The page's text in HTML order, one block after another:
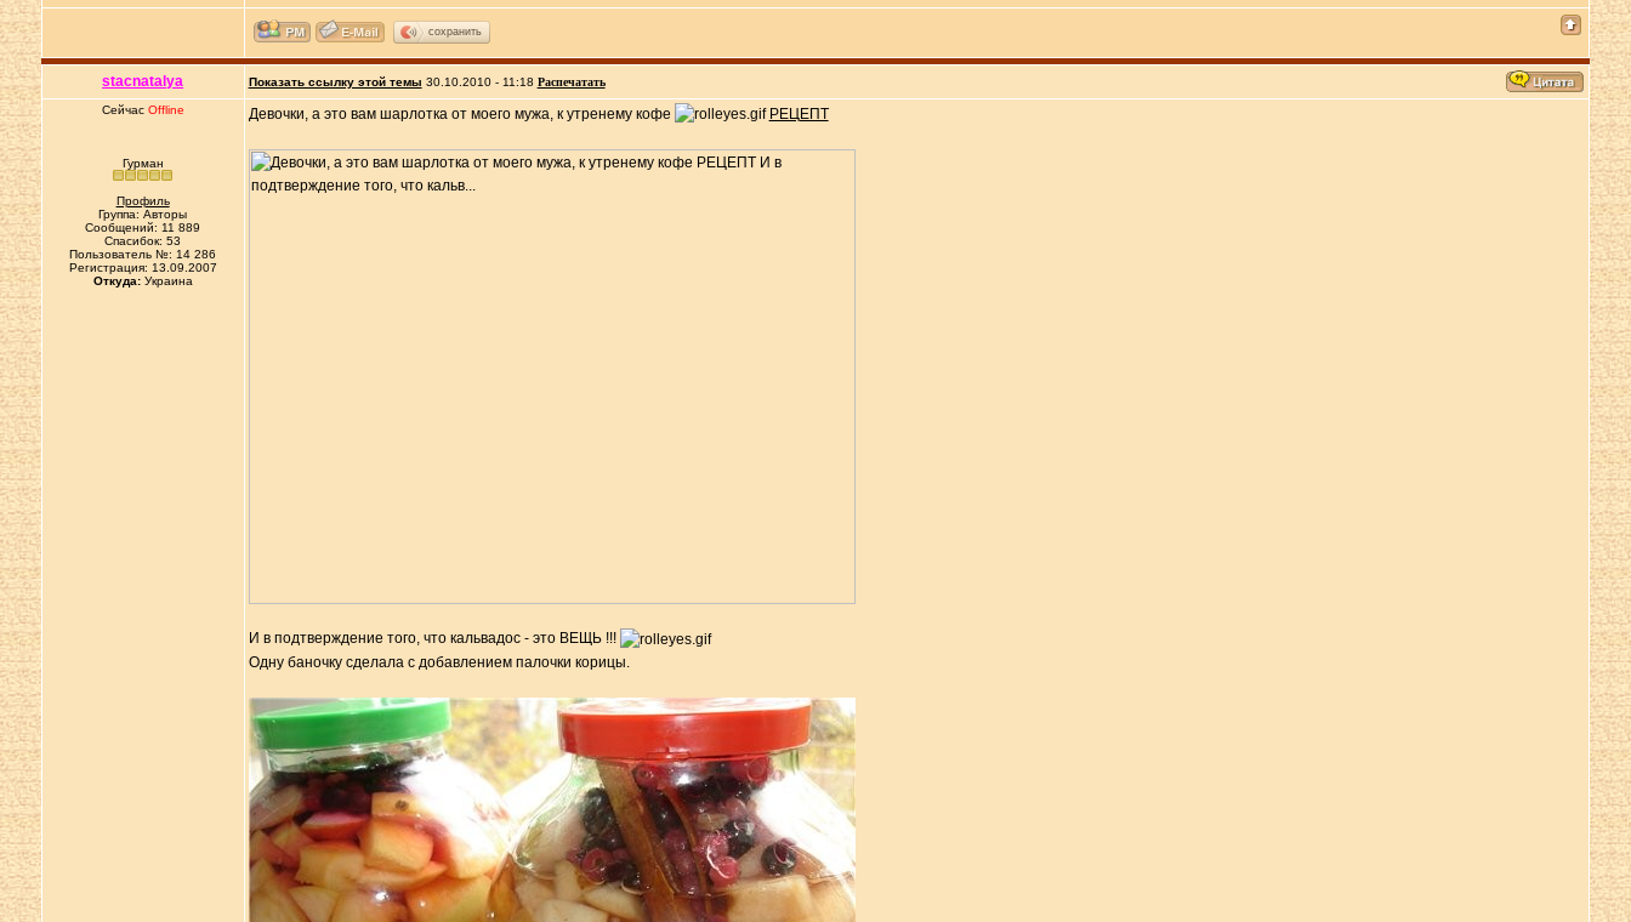
сохранить
stacnatalya Показать ссылку этой темы 30.10.2010 - 11:18 Распечатать
Сейчас Offline
Гурман
Профиль
Группа: Авторы
Сообщений: 11 889
Спасибок: 53
Пользователь №: 14 286
Регистрация: 13.09.2007
Откуда:Украина
Девочки, а это вам шарлотка от моего мужа, к утренему кофе РЕЦЕПТ
И в подтверждение того, что кальвадос - это ВЕЩЬ !!!
Одну баночку сделала с добавлением палочки корицы.